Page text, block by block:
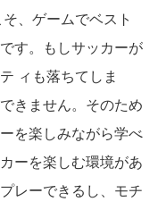
、ゲームでベスト
す。もしサッカーが
ィも落ちてしま
きません。そのため
を楽しみながら学べ
ーを楽しむ環境があ
レーできるし、モチ